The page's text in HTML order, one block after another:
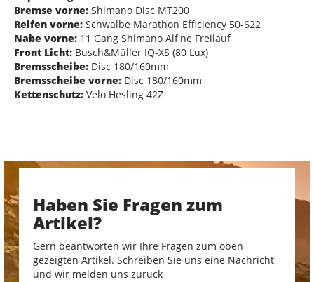
Bremse vorne: Shimano Disc MT200
Reifen vorne: Schwalbe Marathon Efficiency 50-622
Nabe vorne: 11 Gang Shimano Alfine Freilauf
Front Licht: Busch&Müller IQ-XS (80 Lux)
Bremsscheibe: Disc 180/160mm
Bremsscheibe vorne: Disc 180/160mm
Kettenschutz: Velo Hesling 42Z
Haben Sie Fragen zum
Artikel?
Gern beantworten wir Ihre Fragen zum oben
gezeigten Artikel. Schreiben Sie uns eine Nachricht
und wir melden uns zurück